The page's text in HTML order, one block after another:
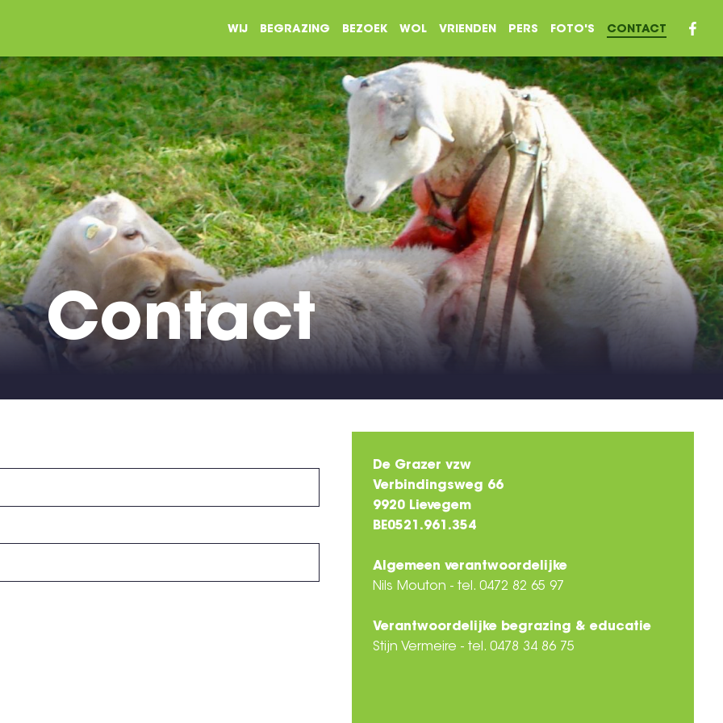
WIJ BEGRAZING BEZOEK WOL VRIENDEN PERS FOTO'S CONTACT
Contact
De Grazer vzw
Verbindingsweg 66
9920 Lievegem
BE0521.961.354
Algemeen verantwoordelijke
Nils Mouton - tel. 0472 82 65 97
Verantwoordelijke begrazing & educatie
Stijn Vermeire - tel. 0478 34 86 75